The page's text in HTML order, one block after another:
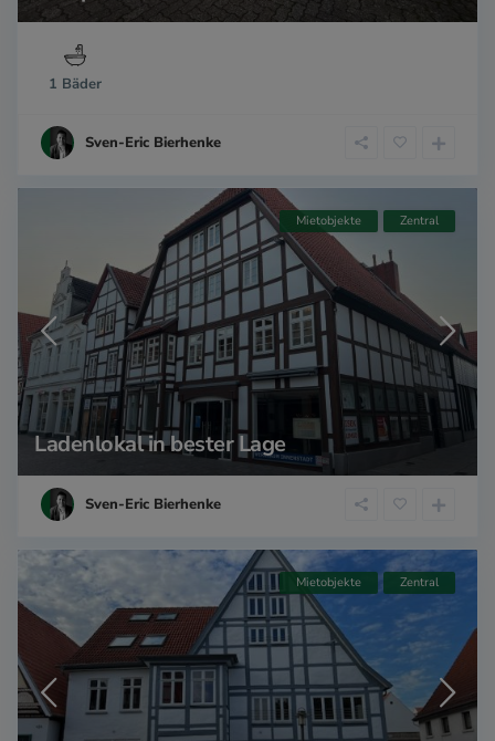
1 Bäder
Sven-Eric Bierhenke
Mietobjekte Zentral
Ladenlokal in bester Lage
Sven-Eric Bierhenke
Mietobjekte Zentral